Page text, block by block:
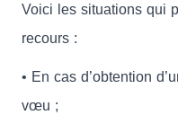
Voici les situations qui
recours :
• En cas d’obtention
vœu ;